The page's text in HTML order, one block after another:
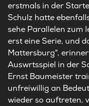
erstmals in der
Schulz hatte
sehe Parallelen zum
erst eine Serie, und
Mattersburg",
Auswrtsspiel in der
Ernst Baumeister
unfreiwillig an
wieder so auftreten,